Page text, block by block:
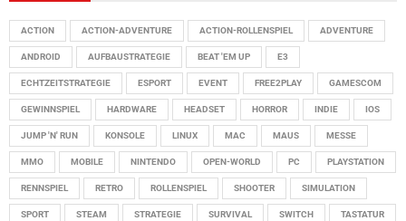
ACTION ACTION-ADVENTURE ACTION-ROLLENSPIEL ADVENTURE
ANDROID AUFBAUSTRATEGIE BEAT 'EM UP E3
ECHTZEITSTRATEGIE ESPORT EVENT FREE2PLAY GAMESCOM
GEWINNSPIEL HARDWARE HEADSET HORROR INDIE IOS
JUMP 'N' RUN KONSOLE LINUX MAC MAUS MESSE
MMO MOBILE NINTENDO OPEN-WORLD PC PLAYSTATION
RENNSPIEL RETRO ROLLENSPIEL SHOOTER SIMULATION
SPORT STEAM STRATEGIE SURVIVAL SWITCH TASTATUR